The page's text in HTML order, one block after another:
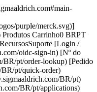
BR/pt/product/sial/c7970) Visualização rápida [![D-(+)-Trealose ≥99.0%, suitable for microbiology, composed of two α-glucose units that is used as a protectant, stabilizer and to support proper folding](https://www.sigmaaldrich.com/deepweb/assets/sigmaaldrich/product/structures/172/189/26fde971-eadf-4d65-aaea-4cebeb282c55/640/26fde971-eadf-4d65-aaea-4cebeb282c55.png) \ Millipore \ 90210 \ D-(+)-Trealose](https://www.sigmaaldrich.com/BR/pt/product/sial/90210) Visualização rápida [![Sacarose ACS reagent, suitable for microbiology, ≥99.0%](https://www.sigmaaldrich.com/deepweb/assets/sigmaaldrich/product/structures/672/961/1cd4ed88-15e4-4ea3-8920-2c857eb9bb72/640/1cd4ed88-15e4-4ea3-8920-2c857eb9bb72.png) \ Millipore \ 84100 \ Sacarose](https://www.sigmaaldrich.com/BR/pt/product/sial/84100) Visualização rápida [![Ágar powder, suitable for microbiology](https://www.sigmaaldrich.com/deepweb/assets/sigmaaldrich/product/structures/111/128/43774e7b-2275-4d59-bf99-ad0b18134ad2/640/43774e7b-2275-4d59-bf99-ad0b18134ad2.png) \ Millipore \ 05040 \ Ágar](https://www.sigmaaldrich.com/BR/pt/product/sial/05040) Visualização rápida * * * ## Categorias em destaque [![Meios de cultura microbiana](https://www.sigmaaldrich.com/content/dam/cms-commons/sigmaaldrich/marketing/global/images/categories/industrial-microbiology/granucult-prime-macconkey-agar-culture-media-granules.jpg "Ágar MacConkey GranuCult® Prime para microbiologia")](https://www.sigmaaldrich.com/BR/pt/products/industrial-microbiology/microbial-culture-media) [Meios de cultura microbiana](https://www.sigmaaldrich.com/BR/pt/products/industrial-microbiology/microbial-culture-media) Descubra os meios de cultura microbiana de alta qualidade. Escolha entre opções desidratadas ou prontas para uso, atendendo aos padrões do setor e às exigências regulatórias. [Comprar produtos](https://www.sigmaaldrich.com/BR/pt/products/industrial-microbiology/microbial-culture-media) [![Matérias-primas para meios de cultura microbiana](https://www.sigmaaldrich.com/content/dam/cms-commons/sigmaaldrich/marketing/global/images/categories/industrial-microbiology/granulated-culture-media-raw-materials.jpg "Matérias-primas granuladas para meios de cultura microbiana")](https://www.sigmaaldrich.com/BR/pt/products/industrial-microbiology/microbial-culture-media-raw-materials) [Matérias-primas para meios de cultura microbiana](https://www.sigmaaldrich.com/BR/pt/products/industrial-microbiology/microbial-culture-media-raw-materials) Explore nossa ampla variedade de matérias-primas e suplementos de meios de cultura para fins microbiológicos. Todas as nossas matérias-primas e suplementos de meios de cultura são seguros para o manuseio e garantem o desempenho ideal. [Comprar produtos](https://www.sigmaaldrich.com/BR/pt/products/industrial-microbiology/microbial-culture-media-raw-materials) [![Padrões de microbiologia](https://www.sigmaaldrich.com/content/dam/cms-commons/sigmaaldrich/marketing/global/images/applications/analytical-chemistry/certified-ref-micro-organisms.jpg "Microorganismos de referência certificados Vitroides e discos de lentículas")](https://www.sigmaaldrich.com/BR/pt/products/analytical-chemistry/reference-materials/microbiology-standards) [Padrões de microbiologia](https://www.sigmaaldrich.com/BR/pt/products/analytical-chemistry/reference-materials/microbiology-standards) Explore materiais de referência microbiológicos certificados: VITROIDS™, discos LENTICULE® da Supelco®. Ideal para testes de alimentos, bebidas e maconha. Faça seu pedido hoje mesmo. [Comprar produtos](https://www.sig